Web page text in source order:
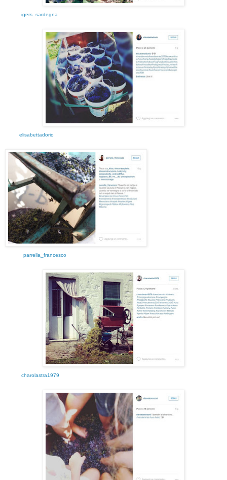
igers_sardegna
elisabettadorio
parrella_francesco
charolastra1979